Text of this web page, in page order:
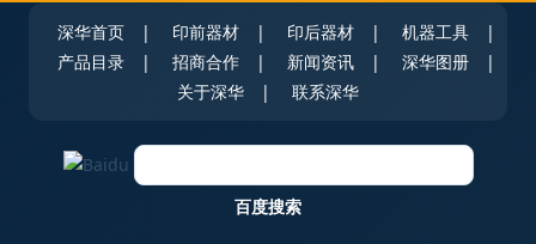
深华首页 | 印前器材 | 印后器材 | 机器工具
|
产品目录
| 招商合作 | 新闻资讯 | 深华图册
|
关于深华
| 联系深华